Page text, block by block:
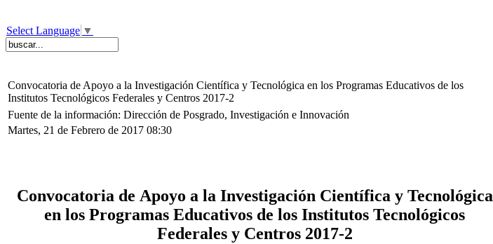
Select Language ▼
Convocatoria de Apoyo a la Investigación Científica y Tecnológica en los Programas Educativos de los
Institutos Tecnológicos Federales y Centros 2017-2
Fuente de la información: Dirección de Posgrado, Investigación e Innovación
Martes, 21 de Febrero de 2017 08:30
Convocatoria de Apoyo a la Investigación Científica y Tecnológica
en los Programas Educativos de los Institutos Tecnológicos
Federales y Centros 2017-2